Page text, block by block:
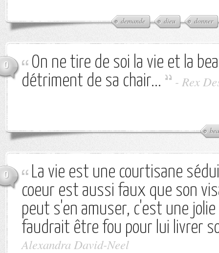
demande dieu donner
0
On ne tire de soi la vie et la
détriment de sa chair...
- Rex
0
La vie est une courtisane
coeur est aussi faux que son
peut s'en amuser, c'est une
faudrait être fou pour lui livrer
Alexandra David-Neel